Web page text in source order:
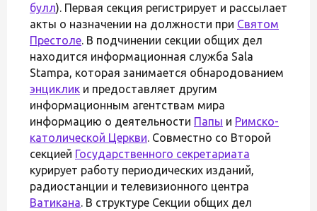
булл). Первая секция регистрирует и рассылает
акты о назначении на должности при Святом
Престоле. В подчинении секции общих дел
находится информационная служба Sala
Stampa, которая занимается обнародованием
энциклик и предоставляет другим
информационным агентствам мира
информацию о деятельности Папы и Римско-
католической Церкви. Совместно со Второй
секцией Государственного секретариата
курирует работу периодических изданий,
радиостанции и телевизионного центра
Ватикана. В структуре Секции общих дел